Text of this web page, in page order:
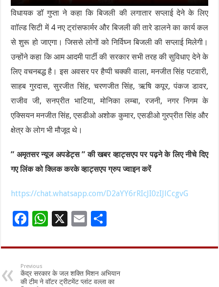
विधायक डॉ गुप्ता ने कहा कि बिजली की लगातार सप्लाई देने के लिए
वाॉल्ड सिटी में 4 नए ट्रांसफार्मर और बिजली की तारे डालने का कार्य कल
से शुरू हो जाएगा। जिससे लोगों को निर्विघ्न बिजली की सप्लाई मिलेगी।
उन्होंने कहा कि आम आदमी पार्टी की सरकार सभी तरह की सुविधाए देने के
लिए वचनबद्ध है। इस अवसर पर हैप्पी चक्की वाला, मनजीत सिंह पटवारी,
साहब गुरदास, सुरजीत सिंह, चरणजीत सिंह, ऋषि कपूर, पंकज डावर,
राजीव जी, सनप्रीत भाटिया, मोनिका लम्बा, रजनी, नगर निगम के
एक्सियन मनजीत सिंह, एसडीओ अशोक कुमार, एसडीओ गुरप्रीत सिंह और
क्षेत्र के लोग भी मौजूद थे।
” अमृतसर न्यूज अपडेट्स ” की खबर व्हाट्सएप पर पढ़ने के लिए नीचे दिए
गए लिंक को क्लिक करके व्हाट्सएप ग्रुप ज्वाइन करें
https://chat.whatsapp.com/D2aYY6rRIcJI0zIJlCcgvG
F
e
b
o
W
at
sA
p
X
E
ai
l
ar
e
Previous
केंद्र सरकार के जल शक्ति मिशन अभियान
की टीम ने वॉटर ट्रीटमेंट प्लांट वल्ला का